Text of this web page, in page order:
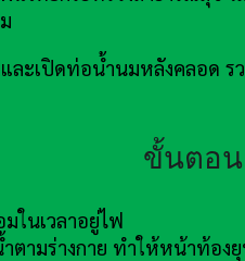
ะเปิดท่อน้ำนมหลังคลอด ร
ขั้นตอ
ในเวลาอยู่ไฟ
ตามร่างกาย ทำให้หน้าท้อง